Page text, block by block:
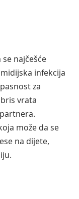
najčešće
infekcija
za
vrata
može da se
na dijete,